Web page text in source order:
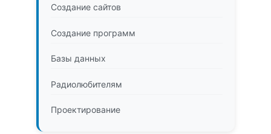
Создание сайтов
Создание программ
Базы данных
Радиолюбителям
Проектирование